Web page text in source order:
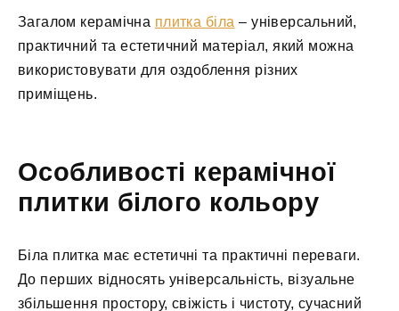
Загалом керамічна плитка біла – універсальний,
практичний та естетичний матеріал, який можна
використовувати для оздоблення різних
приміщень.
Особливості керамічної
плитки білого кольору
Біла плитка має естетичні та практичні переваги.
До перших відносять універсальність, візуальне
збільшення простору, свіжість і чистоту, сучасний